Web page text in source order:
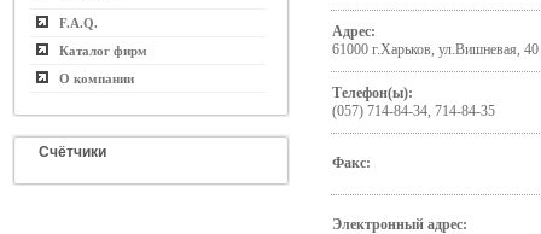
F.A.Q.
Каталог фирм
О компании
Счётчики
Адрес:
61000 г.Харьков, ул.Вишневая, 40
Телефон(ы):
(057) 714-84-34, 714-84-35
Факс:
Электронный адрес: